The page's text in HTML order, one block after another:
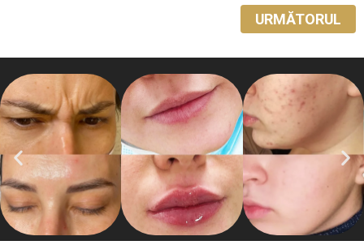
URMĂTORUL